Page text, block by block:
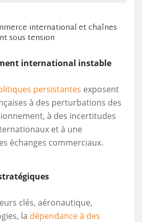
international et chaînes
sous tension
international instable
persistantes exposent
à des perturbations des
à des incertitudes
et à une
échanges commerciaux.
clés, aéronautique,
la dépendance à des